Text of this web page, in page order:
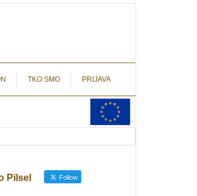
TKO SMO PRIJAVA
Pilsel Follow